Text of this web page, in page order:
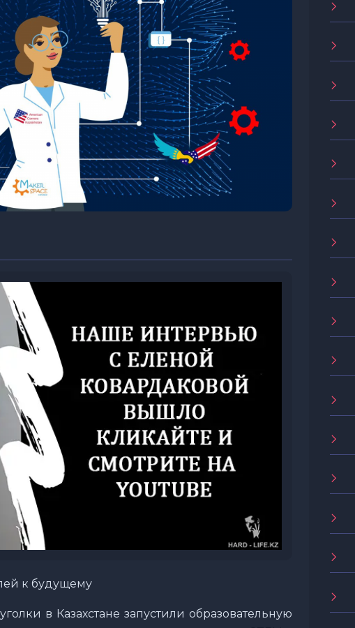
к будущему
в Казахстане запустили образовательную